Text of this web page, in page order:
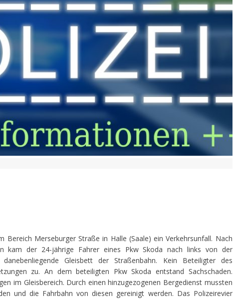
Bereich Merseburger Straße in Halle (Saale) ein Verkehrsunfall. Nach
kam der 24-jährige Fahrer eines Pkw Skoda nach links von der
Gleisbett der Straßenbahn. Kein Beteiligter des
zu. An dem beteiligten Pkw Skoda entstand Sachschaden.
im Gleisbereich. Durch einen hinzugezogenen Bergedienst mussten
und die Fahrbahn von diesen gereinigt werden. Das Polizeirevier